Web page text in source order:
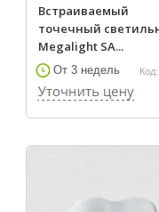
Встраиваемый
точечный
Megalight SA...
От 3 недель